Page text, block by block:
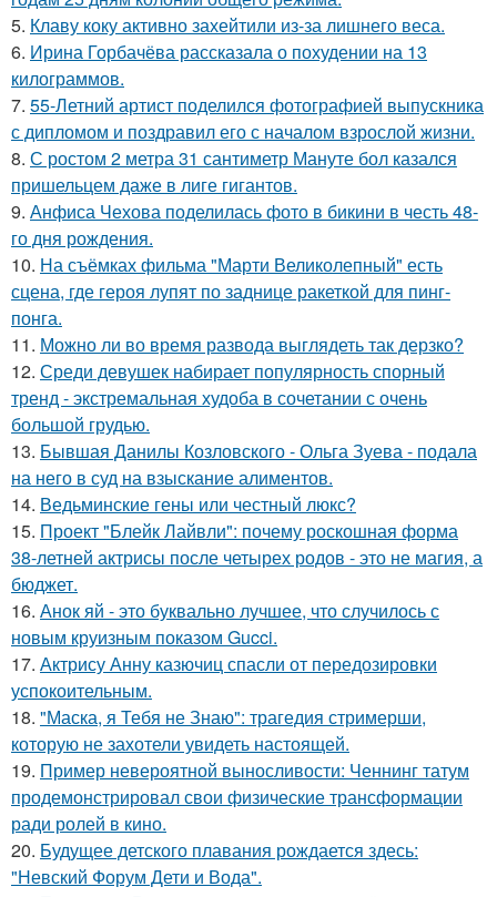
5. Клаву коку активно захейтили из-за лишнего веса.
6. Ирина Горбачёва рассказала о похудении на 13
килограммов.
7. 55-Летний артист поделился фотографией выпускника
с дипломом и поздравил его с началом взрослой жизни.
8. С ростом 2 метра 31 сантиметр Мануте бол казался
пришельцем даже в лиге гигантов.
9. Анфиса Чехова поделилась фото в бикини в честь 48-
го дня рождения.
10. На съёмках фильма "Марти Великолепный" есть
сцена, где героя лупят по заднице ракеткой для пинг-
понга.
11. Можно ли во время развода выглядеть так дерзко?
12. Среди девушек набирает популярность спорный
тренд - экстремальная худоба в сочетании с очень
большой грудью.
13. Бывшая Данилы Козловского - Ольга Зуева - подала
на него в суд на взыскание алиментов.
14. Ведьминские гены или честный люкс?
15. Проект "Блейк Лайвли": почему роскошная форма
38-летней актрисы после четырех родов - это не магия, а
бюджет.
16. Анок яй - это буквально лучшее, что случилось с
новым круизным показом Gucci.
17. Актрису Анну казючиц спасли от передозировки
успокоительным.
18. "Маска, я Тебя не Знаю": трагедия стримерши,
которую не захотели увидеть настоящей.
19. Пример невероятной выносливости: Ченнинг татум
продемонстрировал свои физические трансформации
ради ролей в кино.
20. Будущее детского плавания рождается здесь:
"Невский Форум Дети и Вода".